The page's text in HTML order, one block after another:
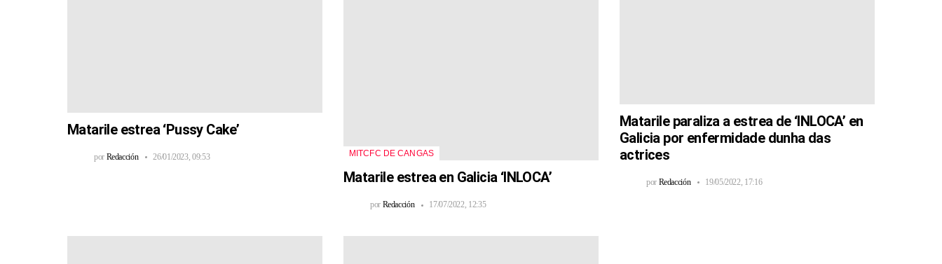
Matarile estrea ‘Pussy Cake’
por Redacción 26/01/2023, 09:53 MITCFC DE CANGAS
Matarile estrea en Galicia ‘INLOCA’
por Redacción 17/07/2022, 12:35
Matarile paraliza a estrea de ‘INLOCA’ en
Galicia por enfermidade dunha das
actrices
por Redacción 19/05/2022, 17:16